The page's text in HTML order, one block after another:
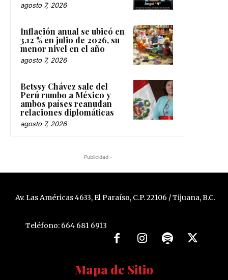
agosto 7, 2026
Inflación anual se ubicó en
3.12 % en julio de 2026, su
menor nivel en el año
agosto 7, 2026
Betssy Chávez sale del
Perú rumbo a México y
ambos países reanudan
relaciones diplomáticas
agosto 7, 2026
-Publicidad -
Av. Las Américas 4633, El Paraíso, C.P. 22106 / Tijuana, B.C.
Teléfono: 664 681 6913
Mapa de Sitio